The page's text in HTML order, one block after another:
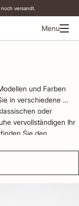
versandt.
Menu
und Farben
in verschiedene
oder
vervollständigen Ihr
Sie den